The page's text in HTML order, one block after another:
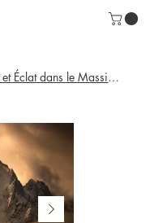
Les Aiguilles de Chamonix - Puissance et Éclat dans le Massif du Mont-Blanc